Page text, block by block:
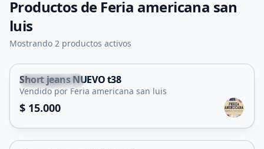
Productos de Feria americana san
luis
Mostrando 2 productos activos
Juana Koslay
Short jeans NUEVO t38
Vendido por Feria americana san luis
$ 15.000